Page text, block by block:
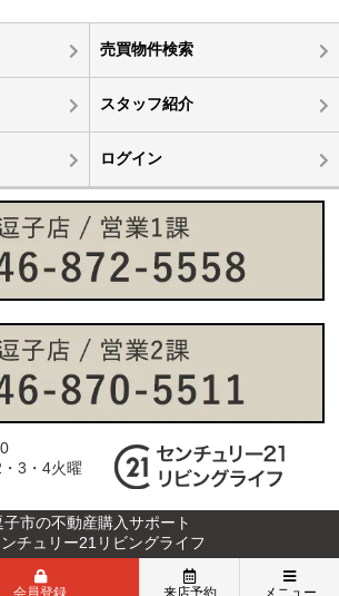
売買物件検索
スタッフ紹介
ログイン
3・4火曜
子市の不動産購入サポート
チュリー21リビングライフ
会員登録 来店予約 メニュー